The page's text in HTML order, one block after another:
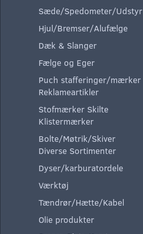
Sæde/Spedometer/Udstyr
Hjul/Bremser/Alufælge
Dæk & Slanger
Fælge og Eger
Puch stafferinger/mærker
Reklameartikler
Stofmærker Skilte
Klistermærker
Bolte/Møtrik/Skiver
Diverse Sortimenter
Dyser/karburatordele
Værktøj
Tændrør/Hætte/Kabel
Olie produkter